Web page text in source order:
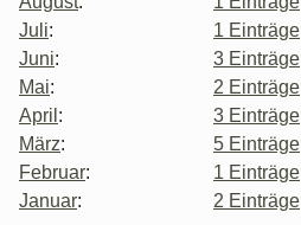
Juli:
1 Einträge
Juni:
3 Einträge
Mai:
2 Einträge
April :
3 Einträge
März:
5 Einträge
Februar:
1 Einträge
Januar: 2 Einträge